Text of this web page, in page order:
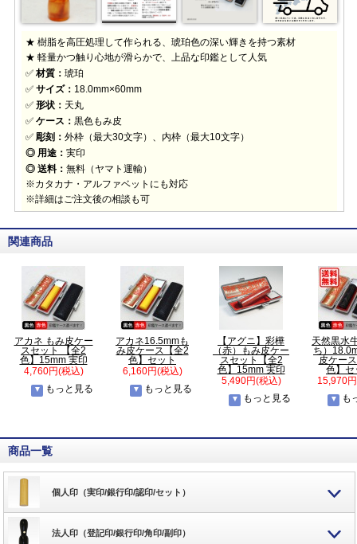
★ 樹脂を高圧処理して作られる、琥珀色の深い輝きを持つ素材
★ 軽量かつ触り心地が滑らかで、上品な印鑑として人気
✅ 材質： 琥珀
✅ サイズ： 18.0mm×60mm
✅ 形状： 天丸
✅ ケース： 黒色もみ皮
✅ 彫刻： 外枠（最大30文字）、内枠（最大10文字）
◎ 用途： 実印
◎ 送料： 無料（ヤマト運輸）
※カタカナ・アルファベットにも対応
※詳細はご注文後の相談も可
関連商品
アカネ もみ皮ケー
スセット 【全2
色】15mm 実印
4,760円(税込)
もっと見る
アカネ16.5mmも
み皮ケース【全2
色】セット
6,160円(税込)
もっと見る
【アグニ】彩樺
（赤）もみ皮ケー
スセット【全2
色】15mm 実印
5,490円(税込)
もっと見る
天然黒水
ち）
皮ケー
色】セ
15,970
も
商品一覧
個人印（実印/銀行印/認印/セット）
法人印（登記印/銀行印/角印/副印）